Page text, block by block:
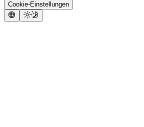
Cookie-Einstellungen